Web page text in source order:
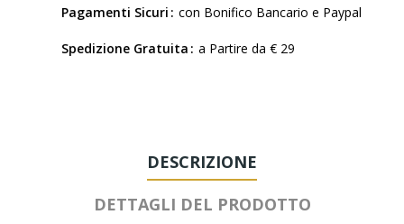
Pagamenti Sicuri con Bonifico Bancario e Paypal
Spedizione Gratuita a Partire da € 29
DESCRIZIONE
DETTAGLI DEL PRODOTTO